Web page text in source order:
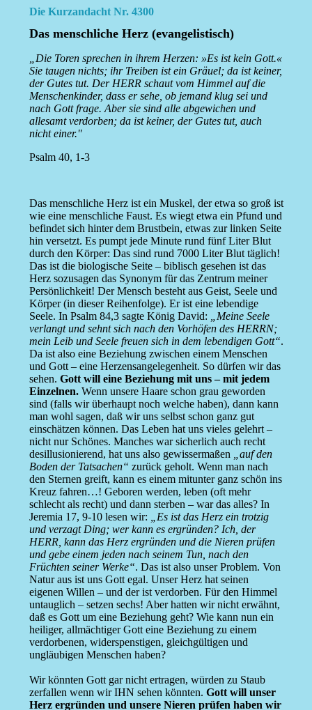
Die Kurzandacht Nr. 4300
Das menschliche Herz (evangelistisch)
„Die Toren sprechen in ihrem Herzen: »Es ist kein Gott.«
Sie taugen nichts; ihr Treiben ist ein Gräuel; da ist keiner,
der Gutes tut. Der HERR schaut vom Himmel auf die
Menschenkinder, dass er sehe, ob jemand klug sei und
nach Gott frage. Aber sie sind alle abgewichen und
allesamt verdorben; da ist keiner, der Gutes tut, auch
nicht einer.''
Psalm 40, 1-3
Das menschliche Herz ist ein Muskel, der etwa so groß ist
wie eine menschliche Faust. Es wiegt etwa ein Pfund und
befindet sich hinter dem Brustbein, etwas zur linken Seite
hin versetzt. Es pumpt jede Minute rund fünf Liter Blut
durch den Körper: Das sind rund 7000 Liter Blut täglich!
Das ist die biologische Seite – biblisch gesehen ist das
Herz sozusagen das Synonym für das Zentrum meiner
Persönlichkeit! Der Mensch besteht aus Geist, Seele und
Körper (in dieser Reihenfolge). Er ist eine lebendige
Seele. In Psalm 84,3 sagte König David:
„Meine Seele
verlangt und sehnt sich nach den Vorhöfen des HERRN;
mein Leib und Seele freuen sich in dem lebendigen Gott“.
Da ist also eine Beziehung zwischen einem Menschen
und Gott – eine Herzensangelegenheit. So dürfen wir das
sehen. Gott will eine Beziehung mit uns – mit jedem
Einzelnen.Wenn unsere Haare schon grau geworden
sind (falls wir überhaupt noch welche haben), dann kann
man wohl sagen, daß wir uns selbst schon ganz gut
einschätzen können. Das Leben hat uns vieles gelehrt –
nicht nur Schönes. Manches war sicherlich auch recht
desillusionierend, hat uns also gewissermaßen
„auf den
Boden der Tatsachen“ zurück geholt. Wenn man nach
den Sternen greift, kann es einem mitunter ganz schön ins
Kreuz fahren…! Geboren werden, leben (oft mehr
schlecht als recht) und dann sterben – war das alles? In
Jeremia 17, 9-10 lesen wir:
„Es ist das Herz ein trotzig
und verzagt Ding; wer kann es ergründen? Ich, der
HERR, kann das Herz ergründen und die Nieren prüfen
und gebe einem jeden nach seinem Tun, nach den
Früchten seiner Werke“. Das ist also unser Problem. Von
Natur aus ist uns Gott egal. Unser Herz hat seinen
eigenen Willen – und der ist verdorben. Für den Himmel
untauglich – setzen sechs! Aber hatten wir nicht erwähnt,
daß es Gott um eine Beziehung geht? Wie kann nun ein
heiliger, allmächtiger Gott eine Beziehung zu einem
verdorbenen, widerspenstigen, gleichgültigen und
ungläubigen Menschen haben?
Wir könnten Gott gar nicht ertragen, würden zu Staub
zerfallen wenn wir IHN sehen könnten. Gott will unser
Herz ergründen und unsere Nieren prüfen haben wir